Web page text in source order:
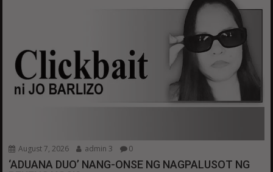
August 7, 2026 admin 3 0
‘ADUANA DUO’ NANG-ONSE NG NAGPALUSOT NG